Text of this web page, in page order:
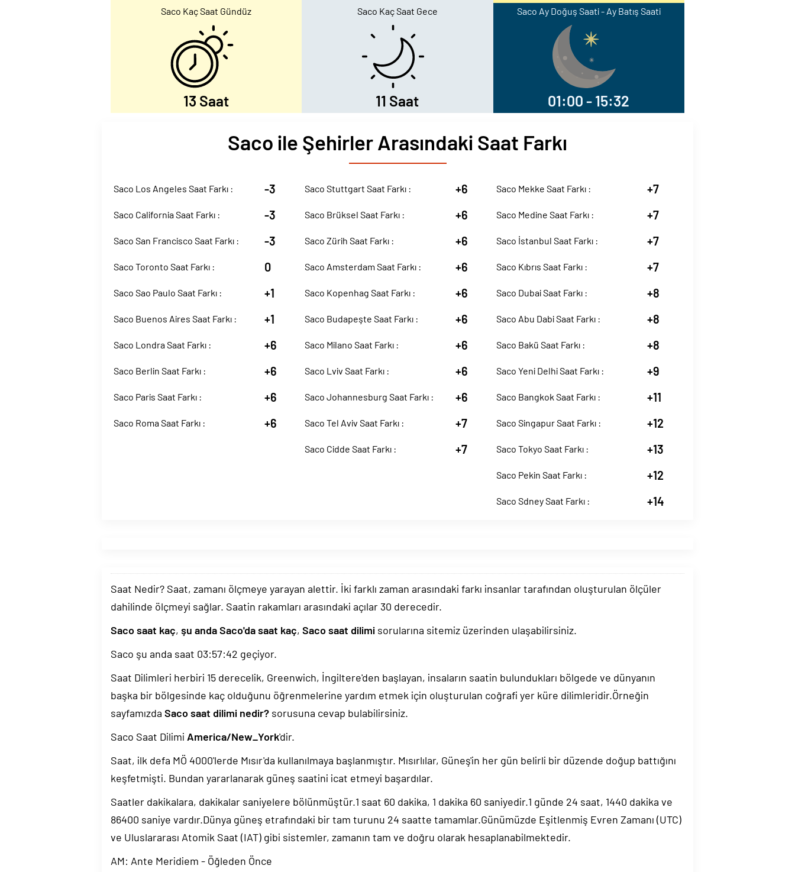
Saco Kaç Saat Gündüz
13 Saat
Saco Kaç Saat Gece
11 Saat
Saco Ay Doğuş Saati - Ay Batış Saati
01:00 - 15:32
Saco ile Şehirler Arasındaki Saat Farkı
Saco Los Angeles Saat Farkı : -3
Saco California Saat Farkı : -3
Saco San Francisco Saat Farkı : -3
Saco Toronto Saat Farkı : 0
Saco Sao Paulo Saat Farkı : +1
Saco Buenos Aires Saat Farkı : +1
Saco Londra Saat Farkı : +6
Saco Berlin Saat Farkı : +6
Saco Paris Saat Farkı : +6
Saco Roma Saat Farkı : +6
Saco Stuttgart Saat Farkı : +6
Saco Brüksel Saat Farkı : +6
Saco Zürih Saat Farkı : +6
Saco Amsterdam Saat Farkı : +6
Saco Kopenhag Saat Farkı : +6
Saco Budapeşte Saat Farkı : +6
Saco Milano Saat Farkı : +6
Saco Lviv Saat Farkı : +6
Saco Johannesburg Saat Farkı : +6
Saco Tel Aviv Saat Farkı : +7
Saco Cidde Saat Farkı : +7
Saco Mekke Saat Farkı : +7
Saco Medine Saat Farkı : +7
Saco İstanbul Saat Farkı : +7
Saco Kıbrıs Saat Farkı : +7
Saco Dubai Saat Farkı : +8
Saco Abu Dabi Saat Farkı : +8
Saco Bakü Saat Farkı : +8
Saco Yeni Delhi Saat Farkı : +9
Saco Bangkok Saat Farkı : +11
Saco Singapur Saat Farkı : +12
Saco Tokyo Saat Farkı : +13
Saco Pekin Saat Farkı : +12
Saco Sdney Saat Farkı : +14
Saat Nedir? Saat, zamanı ölçmeye yarayan alettir. İki farklı zaman arasındaki farkı insanlar tarafından oluşturulan ölçüler
dahilinde ölçmeyi sağlar. Saatin rakamları arasındaki açılar 30 derecedir.
Saco saat kaç, şu anda Saco'da saat kaç, Saco saat dilimi sorularına sitemiz üzerinden ulaşabilirsiniz.
Saco şu anda saat 03:57:43 geçiyor.
Saat Dilimleri herbiri 15 derecelik, Greenwich, İngiltere'den başlayan, insaların saatin bulundukları bölgede ve dünyanın
başka bir bölgesinde kaç olduğunu öğrenmelerine yardım etmek için oluşturulan coğrafi yer küre dilimleridir.Örneğin
sayfamızda Saco saat dilimi nedir? sorusuna cevap bulabilirsiniz.
Saco Saat Dilimi America/New_York'dir.
Saat, ilk defa MÖ 4000'lerde Mısır'da kullanılmaya başlanmıştır. Mısırlılar, Güneş'in her gün belirli bir düzende doğup battığını
keşfetmişti. Bundan yararlanarak güneş saatini icat etmeyi başardılar.
Saatler dakikalara, dakikalar saniyelere bölünmüştür.1 saat 60 dakika, 1 dakika 60 saniyedir.1 günde 24 saat, 1440 dakika ve
86400 saniye vardır.Dünya güneş etrafındaki bir tam turunu 24 saatte tamamlar.Günümüzde Eşitlenmiş Evren Zamanı (UTC)
ve Uluslararası Atomik Saat (IAT) gibi sistemler, zamanın tam ve doğru olarak hesaplanabilmektedir.
AM: Ante Meridiem - Öğleden Önce